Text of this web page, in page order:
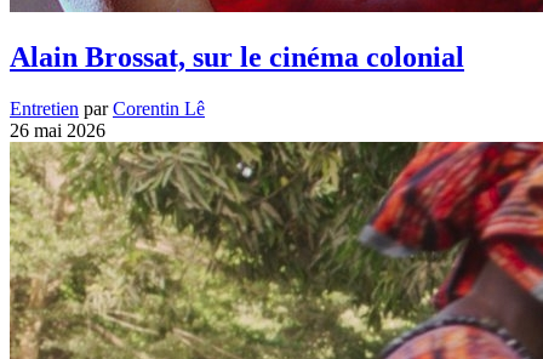
Alain Brossat, sur le cinéma colonial
Entretien par Corentin Lê
26 mai 2026